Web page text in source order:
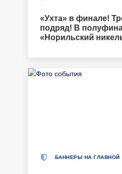
«Ухта» в финале!
подряд! В
«Норильский
БАННЕРЫ НА ГЛАВНОЙ